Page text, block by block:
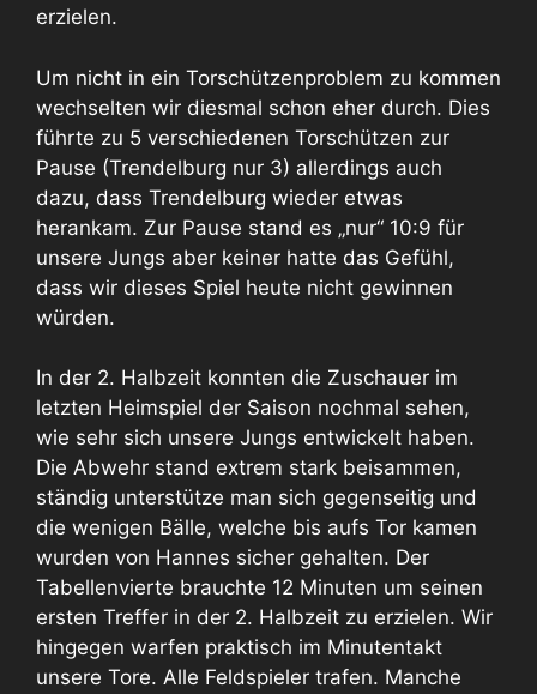
erzielen.
Um nicht in ein Torschützenproblem zu kommen
wechselten wir diesmal schon eher durch. Dies
führte zu 5 verschiedenen Torschützen zur
Pause (Trendelburg nur 3) allerdings auch
dazu, dass Trendelburg wieder etwas
herankam. Zur Pause stand es „nur“ 10:9 für
unsere Jungs aber keiner hatte das Gefühl,
dass wir dieses Spiel heute nicht gewinnen
würden.
In der 2. Halbzeit konnten die Zuschauer im
letzten Heimspiel der Saison nochmal sehen,
wie sehr sich unsere Jungs entwickelt haben.
Die Abwehr stand extrem stark beisammen,
ständig unterstütze man sich gegenseitig und
die wenigen Bälle, welche bis aufs Tor kamen
wurden von Hannes sicher gehalten. Der
Tabellenvierte brauchte 12 Minuten um seinen
ersten Treffer in der 2. Halbzeit zu erzielen. Wir
hingegen warfen praktisch im Minutentakt
unsere Tore. Alle Feldspieler trafen. Manche